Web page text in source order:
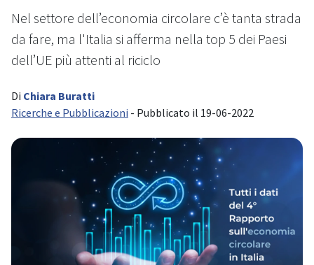
Nel settore dell’economia circolare c’è tanta strada
da fare, ma l'Italia si afferma nella top 5 dei Paesi
dell’UE più attenti al riciclo
Di Chiara Buratti
Ricerche e Pubblicazioni - Pubblicato il 19-06-2022